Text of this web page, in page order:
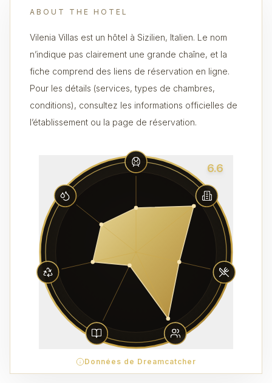
ABOUT THE HOTEL
Vilenia Villas est un hôtel à Sizilien, Italien. Le nom
n’indique pas clairement une grande chaîne, et la
fiche comprend des liens de réservation en ligne.
Pour les détails (services, types de chambres,
conditions), consultez les informations officielles de
l’établissement ou la page de réservation.
6.6
Données de Dreamcatcher